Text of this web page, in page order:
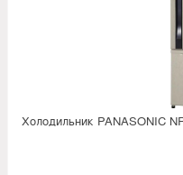
Холодильник PANASONIC